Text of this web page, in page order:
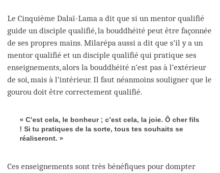
Le Cinquième Dalaï-Lama a dit que si un mentor qualifié
guide un disciple qualifié, la bouddhéité peut être façonnée
de ses propres mains. Milarépa aussi a dit que s’il y a un
mentor qualifié et un disciple qualifié qui pratique ses
enseignements, alors la bouddhéité n’est pas à l’extérieur
de soi, mais à l’intérieur. Il faut néanmoins souligner que le
gourou doit être correctement qualifié.
« C’est cela, le bonheur ; c’est cela, la joie. Ô cher fils
! Si tu pratiques de la sorte, tous tes souhaits se
réaliseront. »
Ces enseignements sont très bénéfiques pour dompter